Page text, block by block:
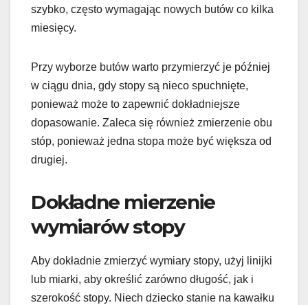
szybko, często wymagając nowych butów co kilka
miesięcy.
Przy wyborze butów warto przymierzyć je później
w ciągu dnia, gdy stopy są nieco spuchnięte,
ponieważ może to zapewnić dokładniejsze
dopasowanie. Zaleca się również zmierzenie obu
stóp, ponieważ jedna stopa może być większa od
drugiej.
Dokładne mierzenie
wymiarów stopy
Aby dokładnie zmierzyć wymiary stopy, użyj linijki
lub miarki, aby określić zarówno długość, jak i
szerokość stopy. Niech dziecko stanie na kawałku